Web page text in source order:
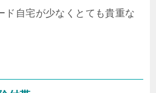
ド自宅が少なくとても貴重な